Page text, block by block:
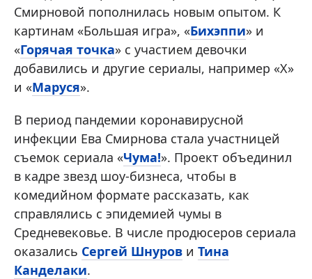
Смирновой пополнилась новым опытом. К
картинам «Большая игра», «Бихэппи» и
«Горячая точка» с участием девочки
добавились и другие сериалы, например «Х»
и «Маруся».
В период пандемии коронавирусной
инфекции Ева Смирнова стала участницей
съемок сериала «Чума!». Проект объединил
в кадре звезд шоу-бизнеса, чтобы в
комедийном формате рассказать, как
справлялись с эпидемией чумы в
Средневековье. В числе продюсеров сериала
оказались Сергей Шнуров и Тина
Канделаки.